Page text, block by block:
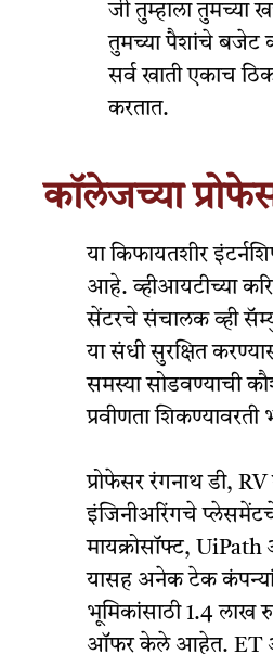
जी तुम्हाला तुमच्या
तुमच्या पैशांचे बजेट
सर्व खाती एकाच
करतात.
कॉलेजच्या
या किफायतशीर
आहे. व्हीआयटीच्या
सेंटरचे संचालक व्ही
या संधी सुरक्षित
समस्या सोडवण्याची
प्रवीणता
प्रोफेसर रंगनाथ डी,
इंजिनीअरिंगचे
मायक्रोसॉफ्ट,
यासह अनेक टेक
भूमिकांसाठी 1.4 लाख
ऑफर केले आहेत. ET